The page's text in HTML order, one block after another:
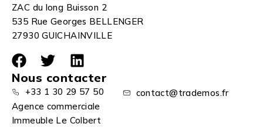
ZAC du long Buisson 2
535 Rue Georges BELLENGER
27930 GUICHAINVILLE
Nous contacter
+33 1 30 29 57 50
contact@trademos.fr
Agence commerciale
Immeuble Le Colbert